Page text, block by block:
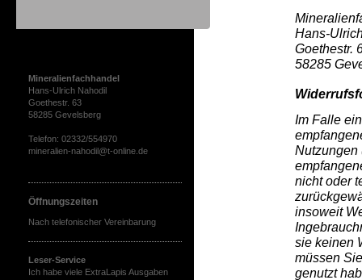
Hans-
Goethestr.
58285
Im Falle
Nutzungen
nicht oder
insoweit
sie keinen
müssen
genutzt
Mineralienfachhandel
Hans-Ulrich Nahodil
Goethestr. 63
58285 Gevelsberg
Telefon: 02332/554970
mineralien-nahodil@t-online.de
Öffnungszeiten
Nach telefonischer Vereinbarung
Leser-Service
Ich habe viele ExtraLapis Ausgaben